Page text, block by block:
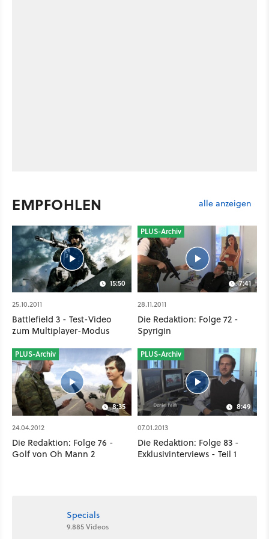
EMPFOHLEN alle anzeigen
15:50
25.10.2011
Battlefield 3 - Test-Video
zum Multiplayer-Modus
7:41
PLUS-Archiv
28.11.2011
Die Redaktion: Folge 72 -
Spyrigin
8:35
PLUS-Archiv
24.04.2012
Die Redaktion: Folge 76 -
Golf von Oh Mann 2
8:49
PLUS-Archiv
07.01.2013
Die Redaktion: Folge 83 -
Exklusivinterviews - Teil 1
Specials
9.885 Videos